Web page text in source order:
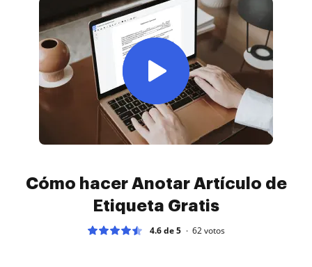
Cómo hacer Anotar Artículo de
Etiqueta Gratis
4.6 de 5 62votos